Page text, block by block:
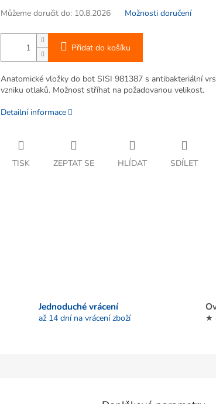
Můžeme doručit do: 10.8.2026 Možnosti doručení
Přidat do košíku
Anatomické vložky do bot SISI 981387 s antibakteriální
vzniku otlaků. Možnost stříhat na požadovanou velikost.
Detailní informace
TISK ZEPTAT SE HLÍDAT SDÍLET
Jednoduché vrácení
až 14 dní na vrácení zboží ★